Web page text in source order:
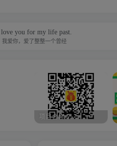
you for my life past.
我爱你，爱了整整一个曾经
项目合作